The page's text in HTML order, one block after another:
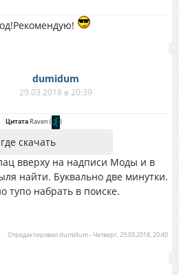
dumidum
29.03.2018 в 20:39
ЦитатаRaven ( )
скачать
вверху на надписи Моды и в
найти. Буквально две минутки.
тупо набрать в поиске.
Отредактировалdumidum-Четверг, 29.03.2018, 20:40